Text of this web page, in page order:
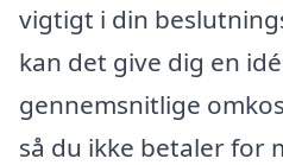
vigtigt i din
kan det give dig en
gennemsnitlige
så du ikke betaler for